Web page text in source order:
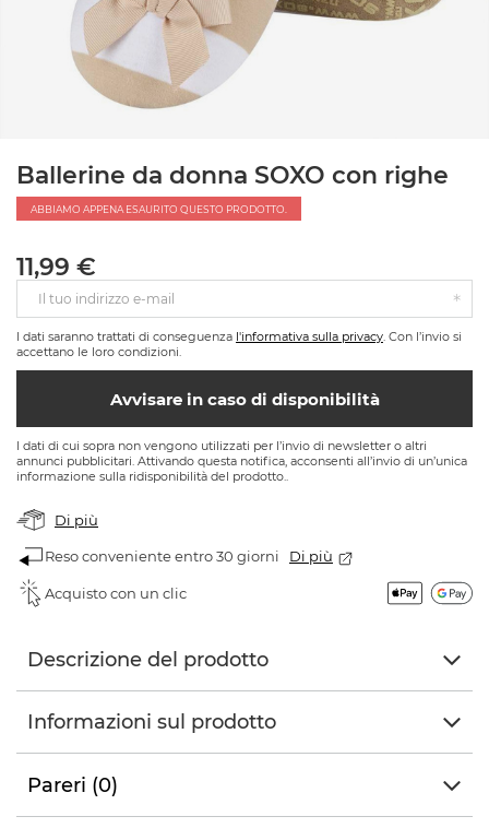
Ballerine da donna SOXO con righe
ABBIAMO APPENA ESAURITO QUESTO PRODOTTO.
11,99 €
Il tuo indirizzo e-mail
I dati saranno trattati di conseguenza l'informativa sulla privacy. Con l’invio si
accettano le loro condizioni.
Avvisare in caso di disponibilità
I dati di cui sopra non vengono utilizzati per l’invio di newsletter o altri
annunci pubblicitari. Attivando questa notifica, acconsenti all’invio di un’unica
informazione sulla ridisponibilità del prodotto..
Di più
Reso conveniente entro 30 giorni Di più
Acquisto con un clic
Descrizione del prodotto
Informazioni sul prodotto
Pareri (0)